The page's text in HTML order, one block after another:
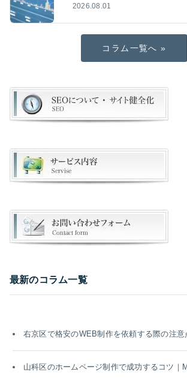
2026.08.01
コラム一覧へ »
最新のコラム一覧
右京区で格安のWEB制作を依頼する際の注
山科区のホームページ制作で成功するコツ｜